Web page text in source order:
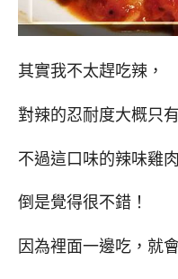
其實我不太趕吃辣，
對辣的忍耐度大概只
不過這口味的辣味雞
倒是覺得很不錯！
因為裡面一邊吃，就